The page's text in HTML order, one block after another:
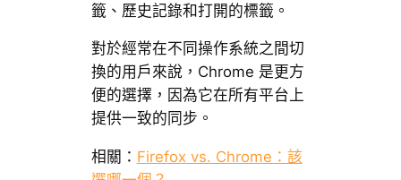
籤、歷史記錄和打開的標籤。
對於經常在不同操作系統之間切
換的用戶來說，Chrome 是更方
便的選擇，因為它在所有平台上
提供一致的同步。
相關： Firefox vs. Chrome：該